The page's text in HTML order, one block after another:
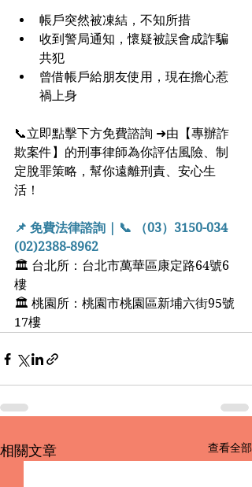
帳戶突然被凍結，不知所措
收到警局通知，懷疑被誤會成詐騙
共犯
曾借帳戶給朋友使用，現在擔心惹
禍上身
📞立即點擊下方免費諮詢 ➜由【專辦詐
欺案件】的刑事律師為你評估風險、制
定脫罪策略，幫你遠離刑責、安心生
活！
📌 免費法律諮詢 | 📞 （03）3150-034
(02)2388-8962
🏛 台北所：台北市萬華區康定路64號6
樓
🏛 桃園所：桃園市桃園區新埔六街95號
17樓
相關文章 查看全部